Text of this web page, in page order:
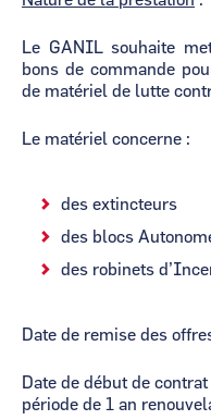
Le GANIL souhaite
bons de commande
de matériel de lutte
Le matériel concerne :
des extincteurs
des blocs
des robinets
Date de remise des
Date de début de
période de 1 an